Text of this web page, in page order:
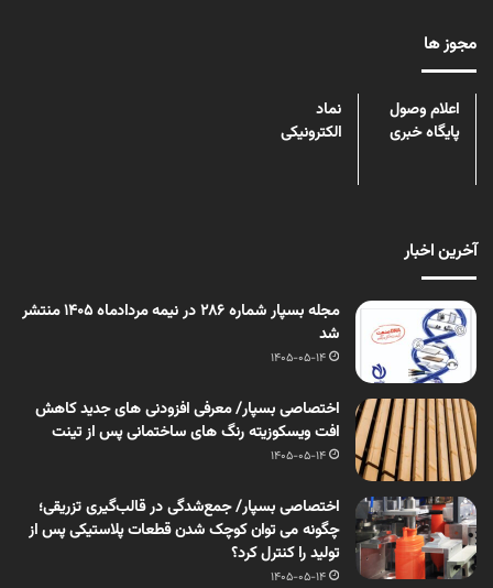
مجوز ها
اعلام وصول
پایگاه خبری
نماد
الکترونیکی
آخرین اخبار
مجله بسپار شماره 286 در نیمه مردادماه 1405 منتشر
شد
1405-05-14
اختصاصی بسپار/ معرفی افزودنی های جدید کاهش
افت ویسکوزیته رنگ های ساختمانی پس از تینت
1405-05-14
اختصاصی بسپار/ جمع‌شدگی در قالب‌گیری تزریقی؛
چگونه می توان کوچک شدن قطعات پلاستیکی پس از
تولید را کنترل کرد؟
1405-05-14